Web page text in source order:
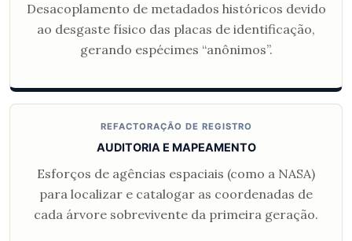
Desacoplamento de metadados históricos devido
ao desgaste físico das placas de identificação,
gerando espécimes “anônimos”.
REFACTORAÇÃO DE REGISTRO
AUDITORIA E MAPEAMENTO
Esforços de agências espaciais (como a NASA)
para localizar e catalogar as coordenadas de
cada árvore sobrevivente da primeira geração.